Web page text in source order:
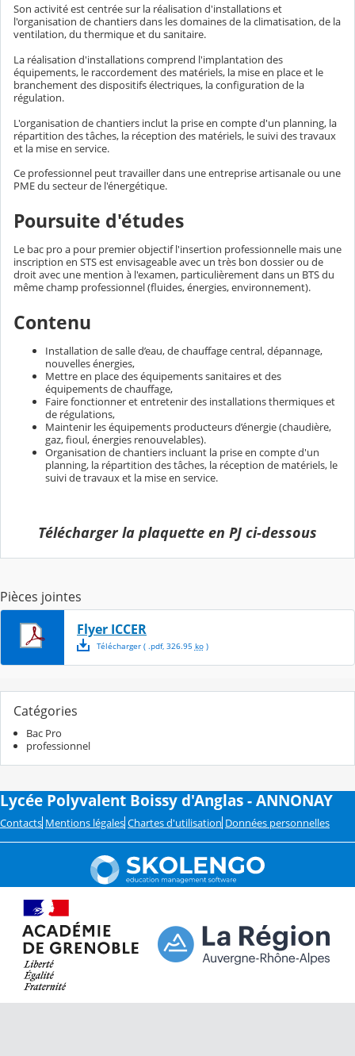
Son activité est centrée sur la réalisation d'installations et
l'organisation de chantiers dans les domaines de la climatisation, de la
ventilation, du thermique et du sanitaire.
La réalisation d'installations comprend l'implantation des
équipements, le raccordement des matériels, la mise en place et le
branchement des dispositifs électriques, la configuration de la
régulation.
L'organisation de chantiers inclut la prise en compte d'un planning, la
répartition des tâches, la réception des matériels, le suivi des travaux
et la mise en service.
Ce professionnel peut travailler dans une entreprise artisanale ou une
PME du secteur de l'énergétique.
Poursuite d'études
Le bac pro a pour premier objectif l'insertion professionnelle mais une
inscription en STS est envisageable avec un très bon dossier ou de
droit avec une mention à l'examen, particulièrement dans un BTS du
même champ professionnel (fluides, énergies, environnement).
Contenu
Installation de salle d’eau, de chauffage central, dépannage,
nouvelles énergies,
Mettre en place des équipements sanitaires et des
équipements de chauffage,
Faire fonctionner et entretenir des installations thermiques et
de régulations,
Maintenir les équipements producteurs d’énergie (chaudière,
gaz, fioul, énergies renouvelables).
Organisation de chantiers incluant la prise en compte d'un
planning, la répartition des tâches, la réception de matériels, le
suivi de travaux et la mise en service.
Télécharger la plaquette en PJ ci-dessous
Pièces jointes
Flyer ICCER
Télécharger( .pdf, 326.95 ko)
Catégories
Bac Pro
professionnel
Lycée Polyvalent Boissy d'Anglas - ANNONAY
Contacts Mentions légales Chartes d'utilisation Données personnelles